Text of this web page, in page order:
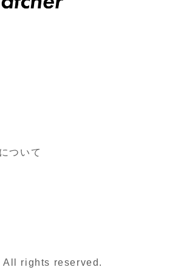
ついて
rights reserved.